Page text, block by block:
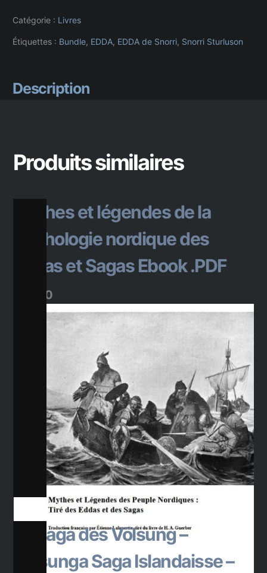
de
-
Catégorie : Livres
Étiquettes : Bundle, EDDA, EDDA de Snorri, Snorri Sturluson
Description
Produits similaires
Mythes et légendes de la
mythologie nordique des
Eddas et Sagas Ebook .PDF
20.00
Ajouter au panier
La Saga des Völsung –
Völsunga Saga Islandaisse –